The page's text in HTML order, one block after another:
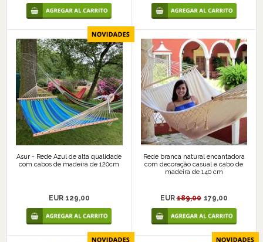
Asur - Rede Azul de alta qualidade
com cabos de madeira de 120cm
EUR 129,00
Rede branca natural encantadora
com decoração casual e cabo de
madeira de 140 cm
EUR189,00 179,00